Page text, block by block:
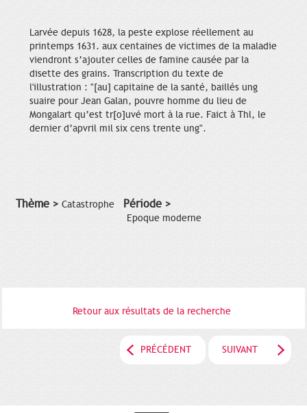
Larvée depuis 1628, la peste explose réellement au
printemps 1631. aux centaines de victimes de la maladie
viendront s’ajouter celles de famine causée par la
disette des grains. Transcription du texte de
l'illustration : "[au] capitaine de la santé, baillés ung
suaire pour Jean Galan, pouvre homme du lieu de
Mongalart qu’est tr[o]uvé mort à la rue. Faict à Thl, le
dernier d’apvril mil six cens trente ung".
Thème > Catastrophe Période >
Epoque moderne
Retour aux résultats de la recherche
PRÉCÉDENT SUIVANT